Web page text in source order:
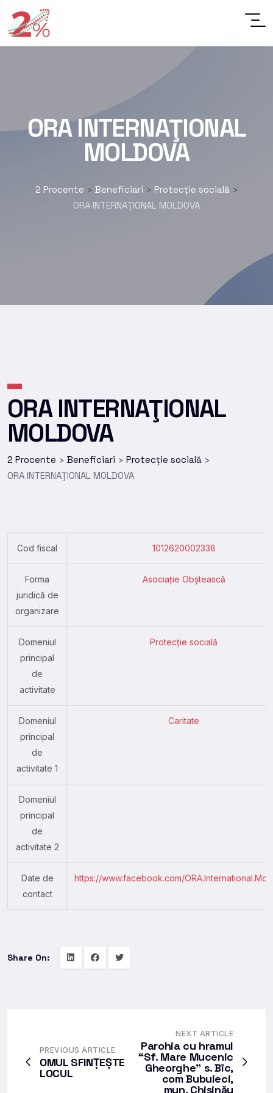
ORA INTERNAŢIONAL
MOLDOVA
2 Procente > Beneficiari > Protecție socială >
ORA INTERNAŢIONAL MOLDOVA
ORA INTERNAŢIONAL
MOLDOVA
2 Procente > Beneficiari > Protecție socială >
ORA INTERNAŢIONAL MOLDOVA
Cod fiscal 1012620002338
Forma
juridică de
organizare
Asociație Obștească
Domeniul
principal
de
activitate
Protecție socială
Domeniul
principal
de
activitate 1
Caritate
Domeniul
principal
de
activitate 2
Date de
contact
https://www.facebook.com/
Share On:
PREVIOUS ARTICLE
OMUL SFINȚEȘTE
LOCUL
NEXT ARTICLE
Parohia cu hramul
“Sf. Mare Mucenic
Gheorghe” s. Bîc,
com Bubuieci,
mun. Chişinău